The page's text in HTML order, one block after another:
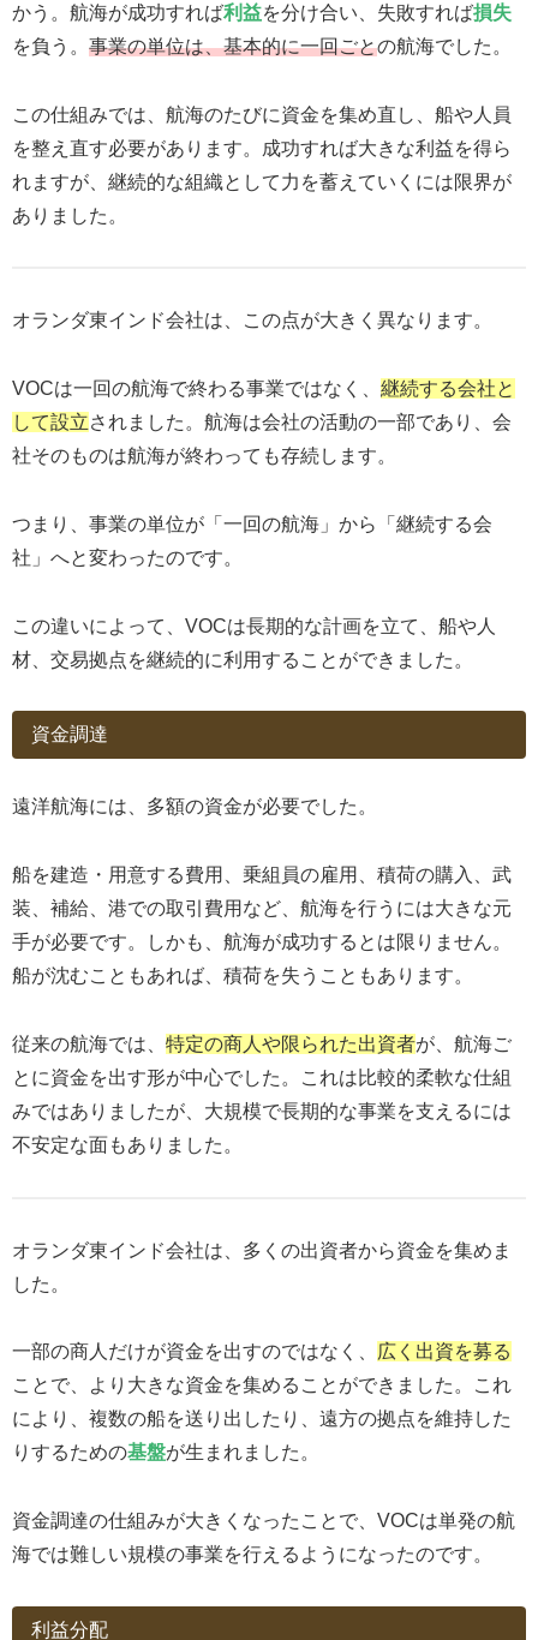
かう。航海が成功すれば利益を分け合い、失敗すれば損失
を負う。 事業の単位は、基本的に一回ごとの航海でした。
この仕組みでは、航海のたびに資金を集め直し、船や人員
を整え直す必要があります。成功すれば大きな利益を得ら
れますが、継続的な組織として力を蓄えていくには限界が
ありました。
オランダ東インド会社は、この点が大きく異なります。
VOCは一回の航海で終わる事業ではなく、 継続する会社と
して設立されました。航海は会社の活動の一部であり、会
社そのものは航海が終わっても存続します。
つまり、事業の単位が「一回の航海」から「継続する会
社」へと変わったのです。
この違いによって、VOCは長期的な計画を立て、船や人
材、交易拠点を継続的に利用することができました。
資金調達
遠洋航海には、多額の資金が必要でした。
船を建造・用意する費用、乗組員の雇用、積荷の購入、武
装、補給、港での取引費用など、航海を行うには大きな元
手が必要です。しかも、航海が成功するとは限りません。
船が沈むこともあれば、積荷を失うこともあります。
従来の航海では、 特定の商人や限られた出資者が、航海ご
とに資金を出す形が中心でした。これは比較的柔軟な仕組
みではありましたが、大規模で長期的な事業を支えるには
不安定な面もありました。
オランダ東インド会社は、多くの出資者から資金を集めま
した。
一部の商人だけが資金を出すのではなく、
広く出資を募る
ことで、より大きな資金を集めることができました。これ
により、複数の船を送り出したり、遠方の拠点を維持した
りするための基盤が生まれました。
資金調達の仕組みが大きくなったことで、VOCは単発の航
海では難しい規模の事業を行えるようになったのです。
利益分配